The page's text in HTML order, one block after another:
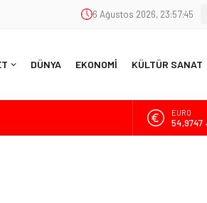
6 Ağustos 2026, 23:57:47
DÜNYA EKONOMİ KÜLTÜR SANAT
Hukuk Anlayışının
ALTIN
6.499,25